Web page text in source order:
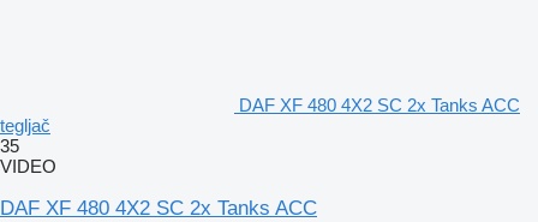
DAF XF 480 4X2 SC 2x Tanks ACC
tegljač
35
VIDEO
DAF XF 480 4X2 SC 2x Tanks ACC